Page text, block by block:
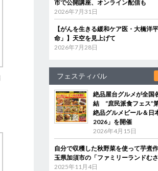
市で公開講座、オンライン配信も
2026年7月31日
【がんを生きる緩和ケア医・大橋洋
命」】天空を見上げて
2026年7月28日
フェスティバル
絶品屋台グルメが全国
結 “庶民派食フェス”
絶品グルメビール＆日
2026」を開催
2026年4月15日
自分で収穫した秋野菜を使って芋煮
玉県加須市の「ファミリーランドむさ
2025年11月4日